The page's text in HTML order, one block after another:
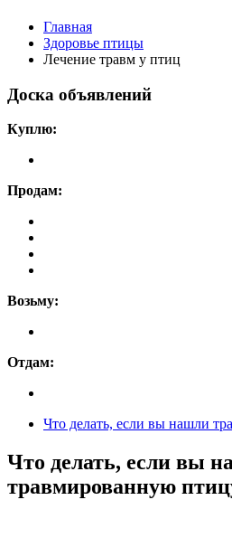
Главная
Здоровье птицы
Лечение травм у птиц
Доска объявлений
Куплю:
Продам:
Возьму:
Отдам:
Что делать, если вы нашли
Что делать, если вы
травмированную